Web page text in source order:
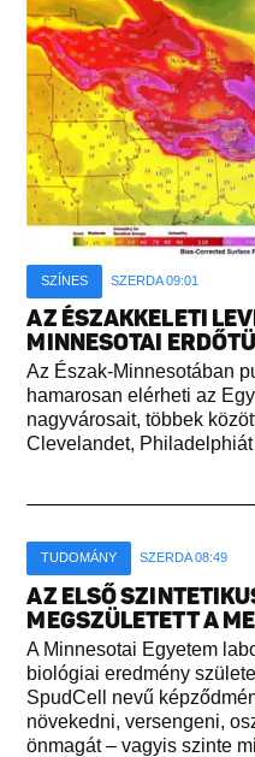
SZÍNES SZERDA 09:01
AZ ÉSZAKKELETI
MINNESOTAI
Az Észak-Minnesotában
hamarosan elérheti az
nagyvárosait, többek
Clevelandet,
TUDOMÁNY SZERDA 08:49
AZ ELSŐ
MEGSZÜLETETT A
A Minnesotai Egyetem
biológiai eredmény
SpudCell nevű
növekedni, versengeni,
önmagát – vagyis szinte